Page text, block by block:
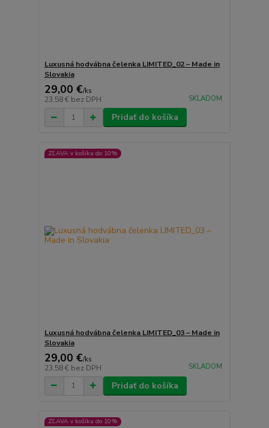
Luxusná hodvábna čelenka LIMITED_02 – Made in
Slovakia
29,00 €/ks
23,58 € bez DPH SKLADOM
Pridať do košíka
ZĽAVA v košíku do 10%
Luxusná hodvábna čelenka LIMITED_03 – Made in
Slovakia
29,00 €/ks
23,58 € bez DPH SKLADOM
Pridať do košíka
ZĽAVA v košíku do 10%